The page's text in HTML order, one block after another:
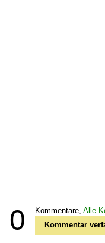
0 Kommentare, Alle
Kommentar